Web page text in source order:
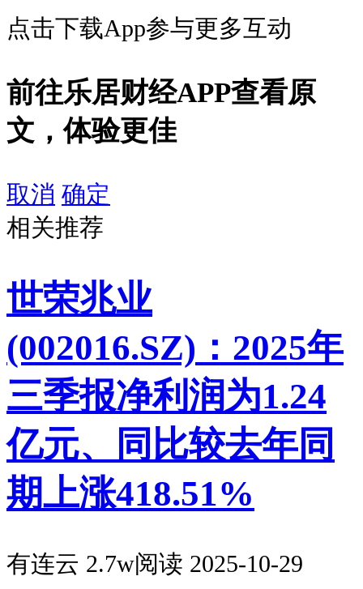
点击下载App参与更多互动
前往乐居财经APP查看原
文，体验更佳
取消 确定
相关推荐
世荣兆业
(002016.SZ)：2025年
三季报净利润为1.24
亿元、同比较去年同
期上涨418.51%
有连云 2.7w阅读 2025-10-29